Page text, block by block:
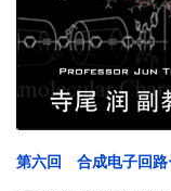
第六回 合成电子回路